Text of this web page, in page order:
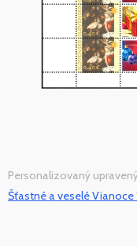
Personalizovaný
Šťastné a veselé Vianoce